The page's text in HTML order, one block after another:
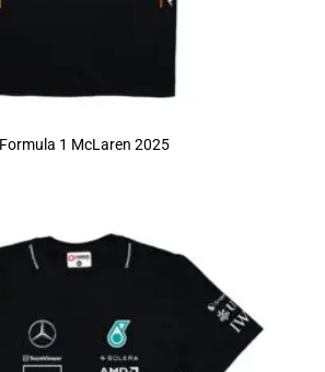
1 McLaren 2025
de
precios:
hasta
$80.000